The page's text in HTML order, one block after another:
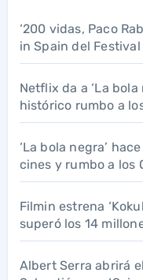
‘200 vidas, Paco
in Spain del
Netflix da a ‘La
histórico rumbo a
‘La bola negra’
cines y rumbo a los
Filmin estrena
superó los 14
Albert Serra abrirá